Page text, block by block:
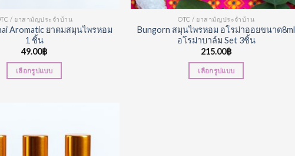
/ ยาสามัญประจำบ้าน
Aromatic ยาดมสมุนไพรหอม
1 ชิ้น
49.00฿
เลือกรูปแบบ
OTC / ยาสามัญประจำบ้าน
Bungorn สมุนไพรหอม อโรม่าออยขนาด8ml
อโรม่าบาล์ม Set 3ชิ้น
215.00฿
เลือกรูปแบบ
Add to